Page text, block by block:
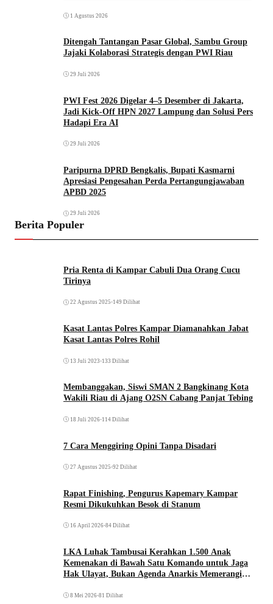
1 Agustus 2026
Ditengah Tantangan Pasar Global, Sambu Group
Jajaki Kolaborasi Strategis dengan PWI Riau
29 Juli 2026
PWI Fest 2026 Digelar 4–5 Desember di Jakarta,
Jadi Kick-Off HPN 2027 Lampung dan Solusi Pers
Hadapi Era AI
29 Juli 2026
Paripurna DPRD Bengkalis, Bupati Kasmarni
Apresiasi Pengesahan Perda Pertangungjawaban
APBD 2025
29 Juli 2026
Berita Populer
Pria Renta di Kampar Cabuli Dua Orang Cucu
Tirinya
22 Agustus 2025 •149 Dilihat
Kasat Lantas Polres Kampar Diamanahkan Jabat
Kasat Lantas Polres Rohil
13 Juli 2023 •133 Dilihat
Membanggakan, Siswi SMAN 2 Bangkinang Kota
Wakili Riau di Ajang O2SN Cabang Panjat Tebing
18 Juli 2026•114 Dilihat
7 Cara Menggiring Opini Tanpa Disadari
27 Agustus 2025 •92 Dilihat
Rapat Finishing, Pengurus Kapemary Kampar
Resmi Dikukuhkan Besok di Stanum
16 April 2026•84 Dilihat
LKA Luhak Tambusai Kerahkan 1.500 Anak
Kemenakan di Bawah Satu Komando untuk Jaga
Hak Ulayat, Bukan Agenda Anarkis Memerangi
8 Mei 2026•81 Dilihat